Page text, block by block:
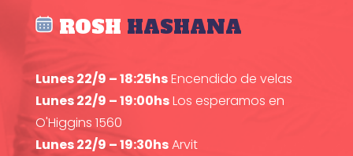
ROSH HASHANA
Lunes 22/9 – 18:25hsEncendido de velas
Lunes 22/9 – 19:00hsLos esperamos en
O'Higgins 1560
Lunes 22/9 – 19:30hsArvit